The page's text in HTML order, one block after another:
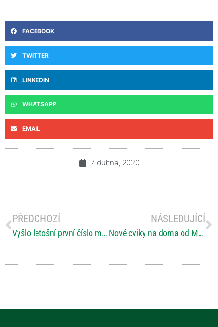
FACEBOOK
TWITTER
LINKEDIN
WHATSAPP
EMAIL
7 dubna, 2020
PŘEDCHOZÍ
Vyšlo letošní první číslo magazínu VOZKA
NÁSLEDUJÍCÍ
Nové cviky na doma od MSrehab